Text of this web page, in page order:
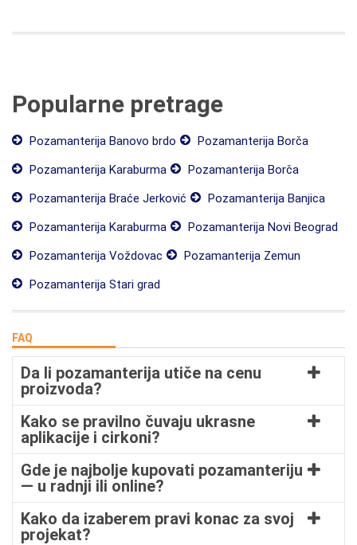
Popularne pretrage
Pozamanterija Banovo brdo
Pozamanterija Borča
Pozamanterija Karaburma
Pozamanterija Borča
Pozamanterija Braće Jerković
Pozamanterija Banjica
Pozamanterija Karaburma
Pozamanterija Novi Beograd
Pozamanterija Voždovac
Pozamanterija Zemun
Pozamanterija Stari grad
FAQ
Da li pozamanterija utiče na cenu
proizvoda?
Kako se pravilno čuvaju ukrasne
aplikacije i cirkoni?
Gde je najbolje kupovati pozamanteriju
— u radnji ili online?
Kako da izaberem pravi konac za svoj
projekat?